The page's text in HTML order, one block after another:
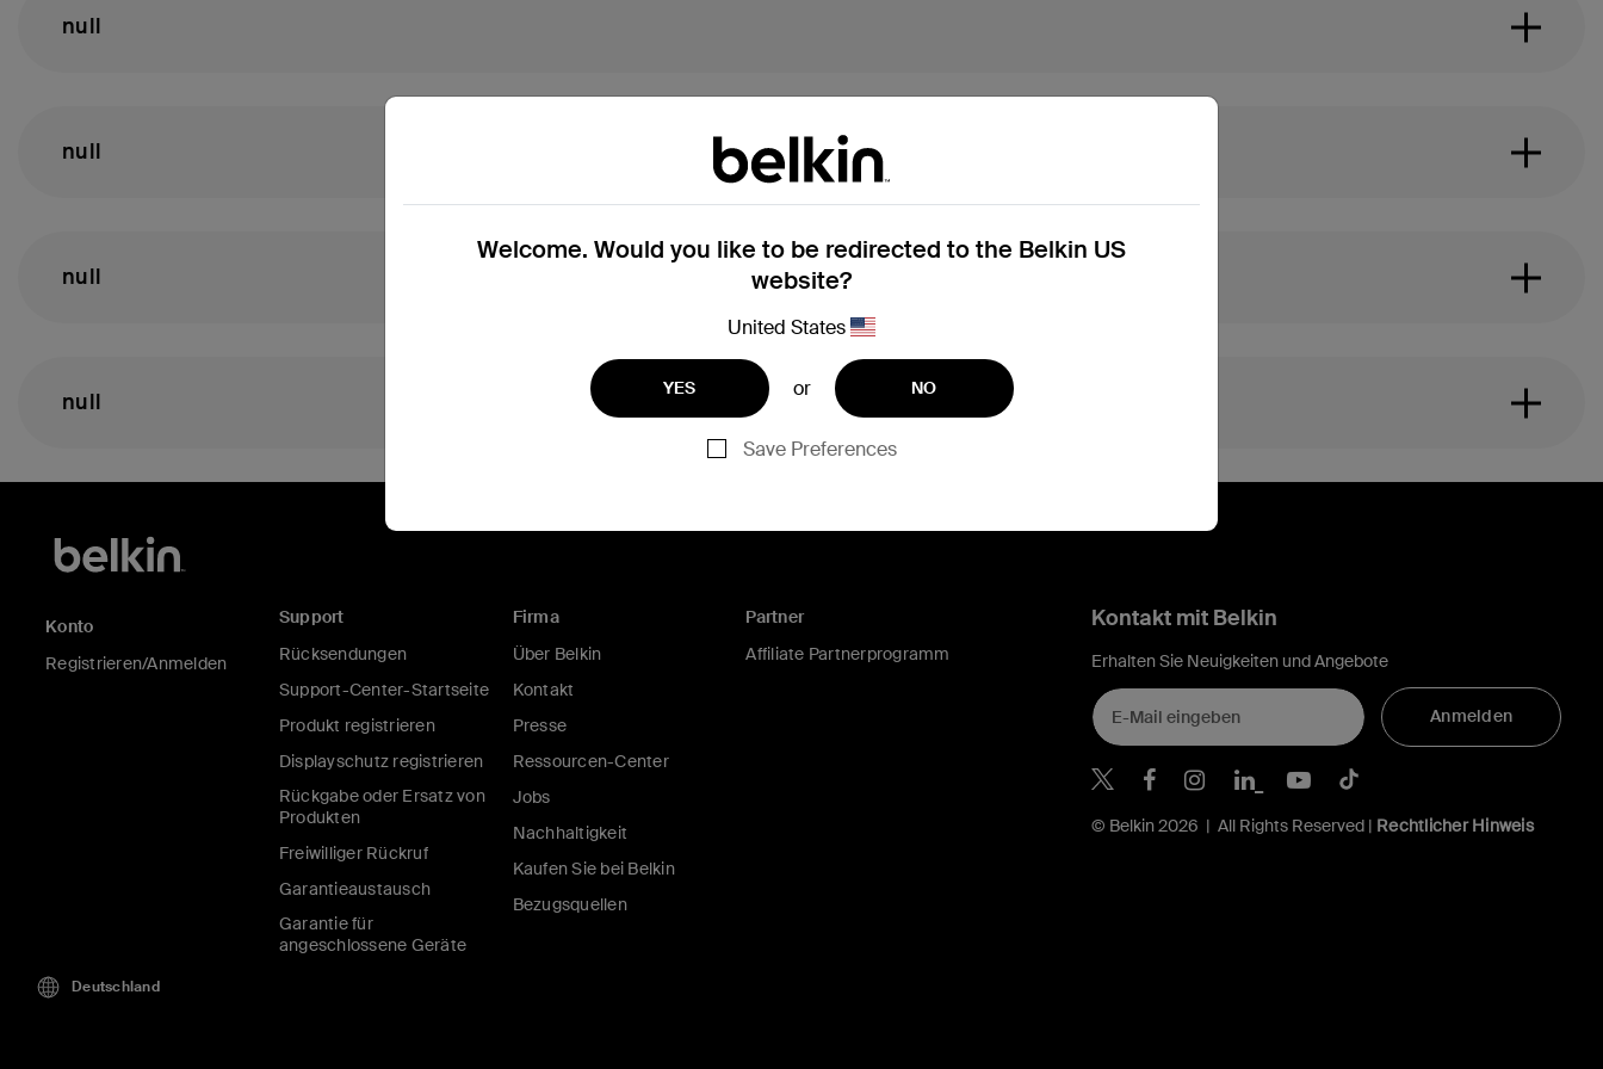
null
null
null
null
Welcome. Would you like to be redirected to the Belkin US
website?
United States
YES or NO
Save Preferences
Konto
Registrieren/Anmelden
Support
Rücksendungen
Support-Center-Startseite
Produkt registrieren
Displayschutz registrieren
Rückgabe oder Ersatz von
Produkten
Freiwilliger Rückruf
Garantieaustausch
Garantie für
angeschlossene Geräte
Firma
Über Belkin
Kontakt
Presse
Ressourcen-Center
Jobs
Nachhaltigkeit
Kaufen Sie bei Belkin
Bezugsquellen
Partner
Affiliate Partnerprogramm
Kontakt mit Belkin
Erhalten Sie Neuigkeiten und Angebote
Anmelden
Belkin Twitter
Belkin Facebook
Belkin Instagram
Belkin LinkedIn
Belkin Youtube
Belkin TikTok
© Belkin 2026 | All Rights Reserved | Rechtlicher Hinweis
Deutschland